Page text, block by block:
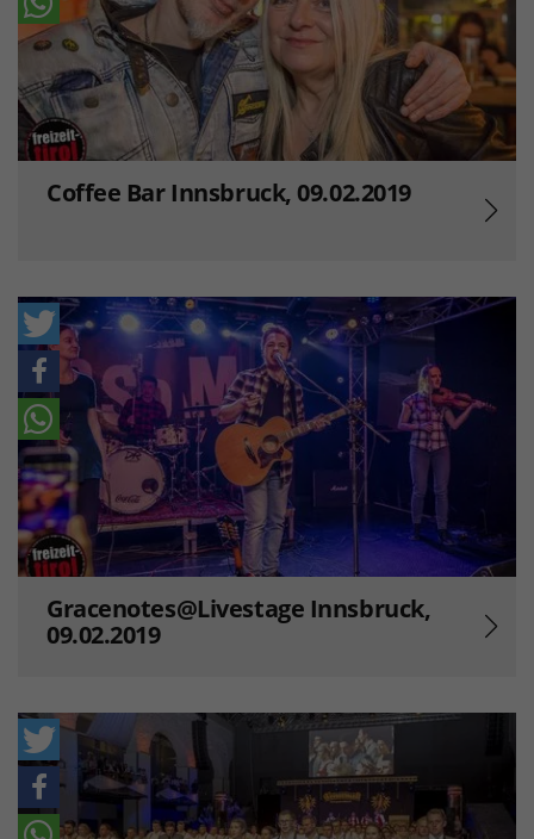
Coffee Bar Innsbruck, 09.02.2019
Gracenotes@Livestage Innsbruck,
09.02.2019